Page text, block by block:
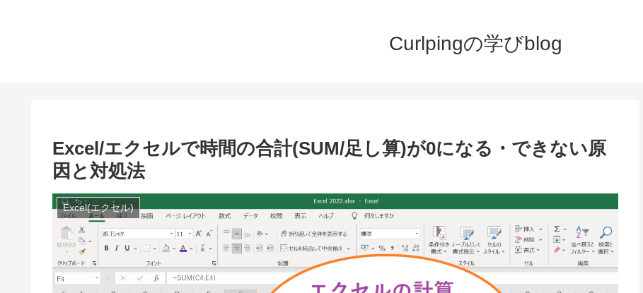
Curlpingの学びblog
Excel/エクセルで時間の合計(SUM/足し算)が0になる・できない原
因と対処法
Excel(エクセル)